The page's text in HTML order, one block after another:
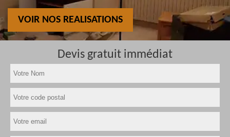
VOIR NOS REALISATIONS
Devis gratuit immédiat